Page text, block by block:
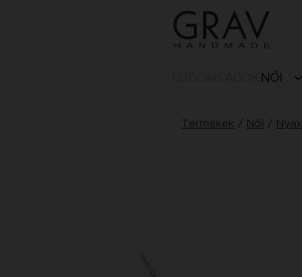
NŐI
Termékek Női